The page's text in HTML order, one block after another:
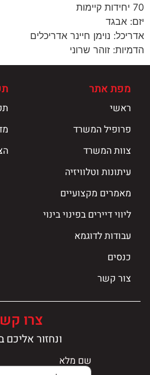
70 יחידות קיימות
יזם: אבגד
אדריכל: נוימן חיינר אדריכלים
הדמיות: זוהר שרוני
מפת אתר
ראשי
פרופיל המשרד
צוות המשרד
עיתונות וטלוויזיה
מאמרים מקצועיים
ליווי דיירים בפינוי בינוי
עבודות לדוגמא
כנסים
צור קשר
צרו
ונחזור
שם מלא